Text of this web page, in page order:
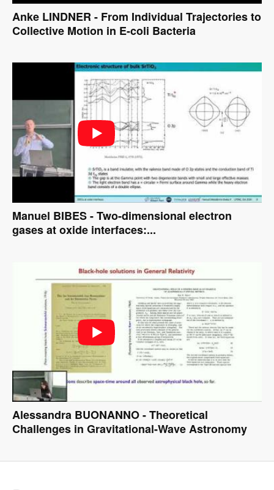
Anke LINDNER - From Individual Trajectories to
Collective Motion in E-coli Bacteria
Manuel BIBES - Two-dimensional electron
gases at oxide interfaces:...
Alessandra BUONANNO - Theoretical
Challenges in Gravitational-Wave Astronomy